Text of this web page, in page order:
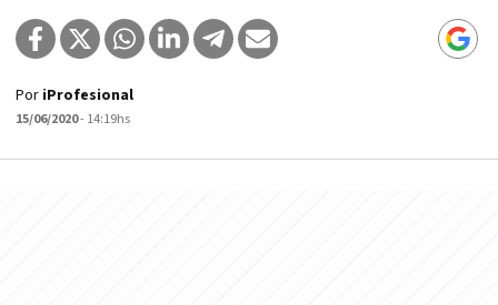
Por iProfesional
15/06/2020- 14:19hs